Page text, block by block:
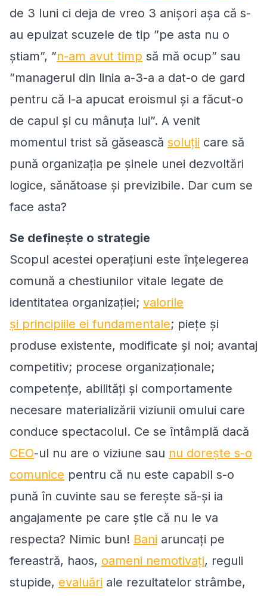
de 3 luni ci deja de vreo 3 anișori așa că s-
au epuizat scuzele de tip ”pe asta nu o
știam”, ”n-am avut timp să mă ocup” sau
”managerul din linia a-3-a a dat-o de gard
pentru că l-a apucat eroismul și a făcut-o
de capul și cu mânuța lui”. A venit
momentul trist să găsească soluții care să
pună organizația pe șinele unei dezvoltări
logice, sănătoase și previzibile. Dar cum se
face asta?
Se definește o strategie
Scopul acestei operațiuni este înțelegerea
comună a chestiunilor vitale legate de
identitatea organizației; valorile
și principiile ei fundamentale; piețe și
produse existente, modificate și noi; avantaj
competitiv; procese organizaționale;
competențe, abilități și comportamente
necesare materializării viziunii omului care
conduce spectacolul. Ce se întâmplă dacă
CEO-ul nu are o viziune sau nu dorește s-o
comunice pentru că nu este capabil s-o
pună în cuvinte sau se ferește să-și ia
angajamente pe care știe că nu le va
respecta? Nimic bun! Bani aruncați pe
fereastră, haos, oameni nemotivați, reguli
stupide, evaluări ale rezultatelor strâmbe,